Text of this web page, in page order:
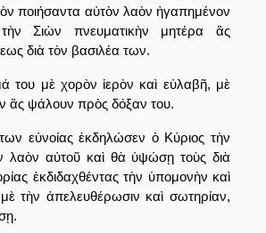
ποιήσαντα αὐτὸν λαὸν ἠγαπημένον
Σιὼν πνευματικὴν μητέρα ἂς
διὰ τὸν βασιλέα των.
του μὲ χορὸν ἱερὸν καὶ εὐλαβῆ, μὲ
ἂς ψάλουν πρὸς δόξαν του.
εὐνοίας ἐκδηλώσεν ὁ Κύριος τὴν
λαὸν αὐτοῦ καὶ θὰ ὑψώσῃ τοὺς διὰ
ἐκδιδαχθέντας τὴν ὑπομονὴν καὶ
τὴν ἀπελευθέρωσιν καὶ σωτηρίαν,